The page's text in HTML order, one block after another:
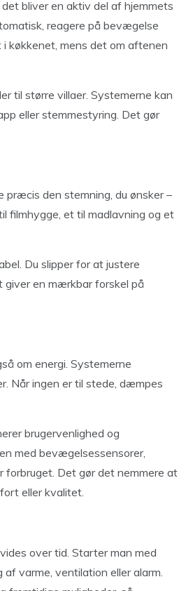
bliver en aktiv del af hjemmets
reagere på bevægelse
køkkenet, mens det om aftenen
til større villaer. Systemerne kan
eller stemmestyring. Det gør
præcis den stemning, du ønsker –
filmhygge, et til madlavning og et
Du slipper for at justere
giver en mærkbar forskel på
om energi. Systemerne
Når ingen er til stede, dæmpes
brugervenlighed og
med bevægelsessensorer,
forbruget. Det gør det nemmere at
eller kvalitet.
over tid. Starter man med
varme, ventilation eller alarm.